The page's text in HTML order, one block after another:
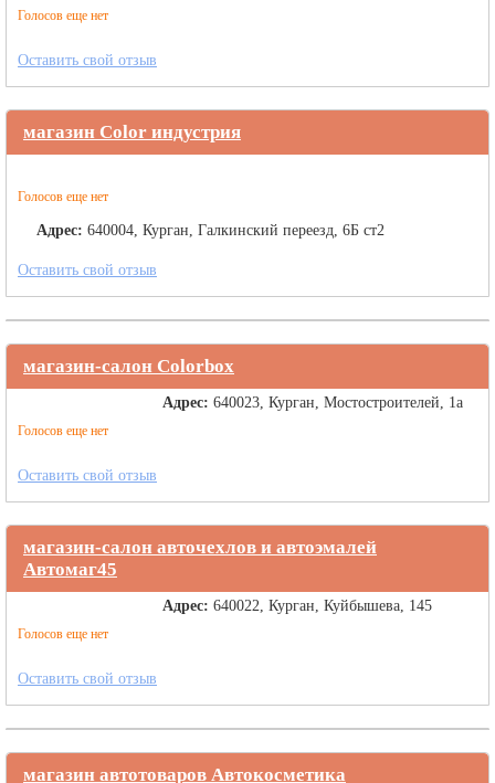
Голосов еще нет
Оставить свой отзыв
магазин Color индустрия
Голосов еще нет
Адрес: 640004, Курган, Галкинский переезд, 6Б ст2
Оставить свой отзыв
магазин-салон Colorbox
Голосов еще нет
Адрес: 640023, Курган, Мостостроителей, 1а
Оставить свой отзыв
магазин-салон авточехлов и автоэмалей
Автомаг45
Голосов еще нет
Адрес: 640022, Курган, Куйбышева, 145
Оставить свой отзыв
магазин автотоваров Автокосметика